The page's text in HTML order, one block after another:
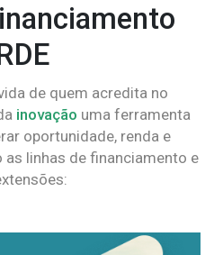
de quem acredita no
inovação uma ferramenta
oportunidade, renda e
as linhas de financiamento e